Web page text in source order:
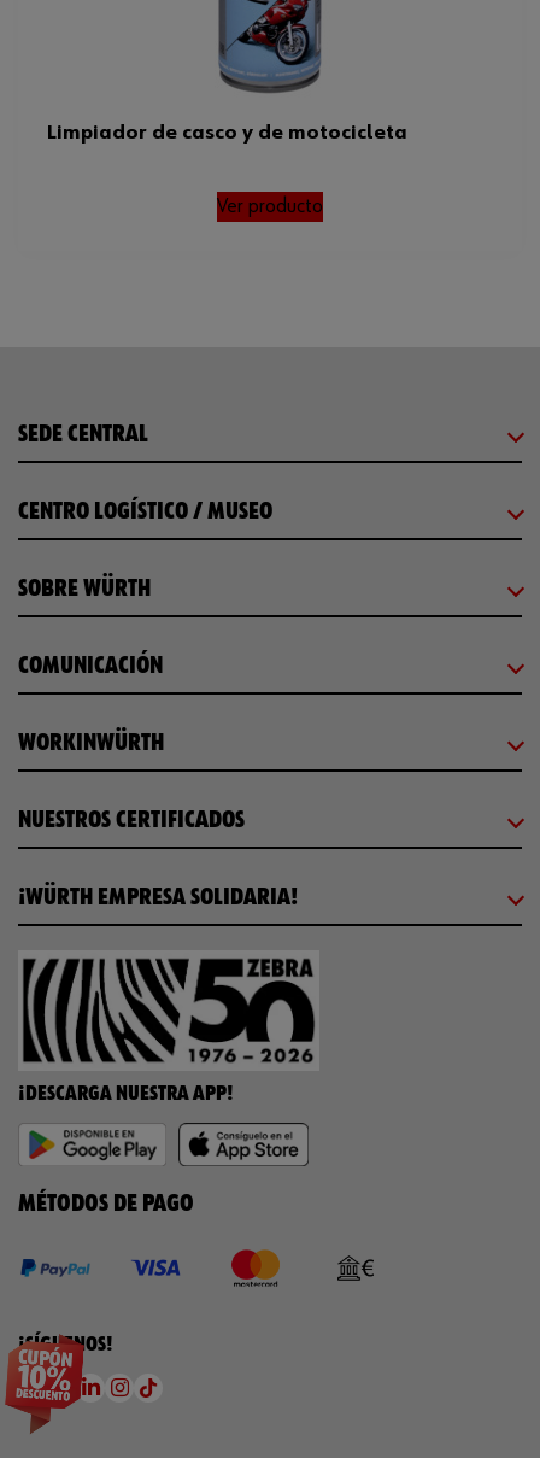
Limpiador de casco y de motocicleta
Ver producto
SEDE CENTRAL
CENTRO LOGÍSTICO / MUSEO
SOBRE WÜRTH
COMUNICACIÓN
WORKINWÜRTH
NUESTROS CERTIFICADOS
¡WÜRTH EMPRESA SOLIDARIA!
¡DESCARGA NUESTRA APP!
MÉTODOS DE PAGO
¡SÍGUENOS!